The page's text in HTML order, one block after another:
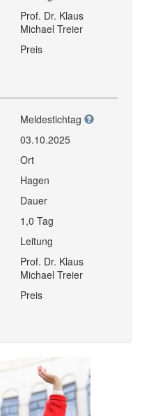
Prof. Dr. Klaus
Michael Treier
Preis
Meldestichtag
03.10.2025
Ort
Hagen
Dauer
1,0 Tag
Leitung
Prof. Dr. Klaus
Michael Treier
Preis